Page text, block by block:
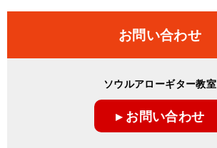
お問い合わせ
ソウルアローギター教室
▸ お問い合わせ